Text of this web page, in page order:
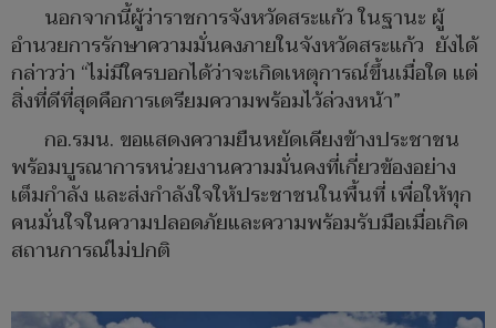
นอกจากนี้ผู้ว่าราชการจังหวัดสระแก้ว ในฐานะ ผู้
อำนวยการรักษาความมั่นคงภายในจังหวัดสระแก้ว ยังได้
กล่าวว่า “ไม่มีใครบอกได้ว่าจะเกิดเหตุการณ์ขึ้นเมื่อใด แต่
สิ่งที่ดีที่สุดคือการเตรียมความพร้อมไว้ล่วงหน้า”
กอ.รมน. ขอแสดงความยืนหยัดเคียงข้างประชาชน
พร้อมบูรณาการหน่วยงานความมั่นคงที่เกี่ยวข้องอย่าง
เต็มกำลัง และส่งกำลังใจให้ประชาชนในพื้นที่ เพื่อให้ทุก
คนมั่นใจในความปลอดภัยและความพร้อมรับมือเมื่อเกิด
สถานการณ์ไม่ปกติ